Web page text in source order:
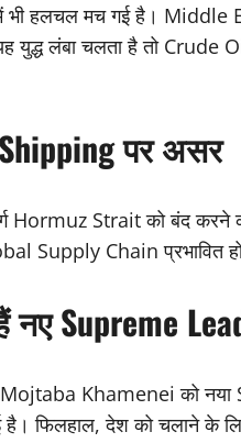
हलचल मच गई है। Middle
युद्ध लंबा चलता है तो
पर असर
Hormuz Strait को बंद करने
Supply Chain प्रभावित
Supreme
Mojtaba Khamenei को
है। फिलहाल, देश को चलाने के